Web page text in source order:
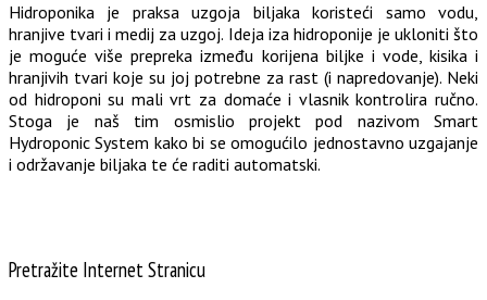
Hidroponika je praksa uzgoja biljaka koristeći samo vodu,
hranjive tvari i medij za uzgoj. Ideja iza hidroponije je ukloniti što
je moguće više prepreka između korijena biljke i vode, kisika i
hranjivih tvari koje su joj potrebne za rast (i napredovanje). Neki
od hidroponi su mali vrt za domaće i vlasnik kontrolira ručno.
Stoga je naš tim osmislio projekt pod nazivom Smart
Hydroponic System kako bi se omogućilo jednostavno uzgajanje
i održavanje biljaka te će raditi automatski.
Pretražite Internet Stranicu